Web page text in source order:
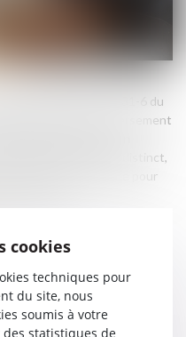
d’argent, l’article 1231-6 du
de plein droit le versement
ait à prouver un
invoque un préjudice distinct,
en apporter la preuve pour
cookies
techniques pour
du site, nous
soumis à votre
statistiques de